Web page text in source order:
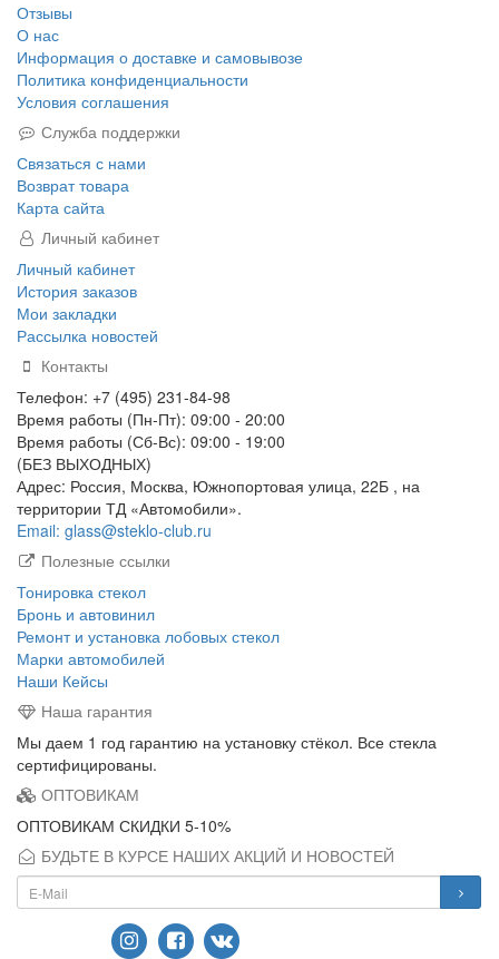
Отзывы
О нас
Информация о доставке и самовывозе
Политика конфиденциальности
Условия соглашения
Служба поддержки
Связаться с нами
Возврат товара
Карта сайта
Личный кабинет
Личный кабинет
История заказов
Мои закладки
Рассылка новостей
Контакты
Телефон: +7 (495) 231-84-98
Время работы (Пн-Пт): 09:00 - 20:00
Время работы (Сб-Вс): 09:00 - 19:00
(БЕЗ ВЫХОДНЫХ)
Адрес: Россия, Москва, Южнопортовая улица, 22Б , на
территории ТД «Автомобили».
Email: glass@steklo-club.ru
Полезные ссылки
Тонировка стекол
Бронь и автовинил
Ремонт и установка лобовых стекол
Марки автомобилей
Наши Кейсы
Наша гарантия
Мы даем 1 год гарантию на установку стёкол. Все стекла
сертифицированы.
ОПТОВИКАМ
ОПТОВИКАМ СКИДКИ 5-10%
БУДЬТЕ В КУРСЕ НАШИХ АКЦИЙ И НОВОСТЕЙ